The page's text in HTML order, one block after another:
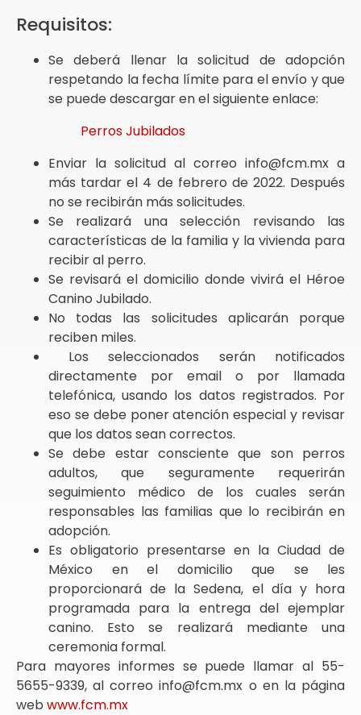
Requisitos:
Se deberá llenar la solicitud de adopción
respetando la fecha límite para el envío y que
se puede descargar en el siguiente enlace:
Perros Jubilados
Enviar la solicitud al correo info@fcm.mx a
más tardar el 4 de febrero de 2022. Después
no se recibirán más solicitudes.
Se realizará una selección revisando las
características de la familia y la vivienda para
recibir al perro.
Se revisará el domicilio donde vivirá el Héroe
Canino Jubilado.
No todas las solicitudes aplicarán porque
reciben miles.
Los seleccionados serán notificados
directamente por email o por llamada
telefónica, usando los datos registrados. Por
eso se debe poner atención especial y revisar
que los datos sean correctos.
Se debe estar consciente que son perros
adultos, que seguramente requerirán
seguimiento médico de los cuales serán
responsables las familias que lo recibirán en
adopción.
Es obligatorio presentarse en la Ciudad de
México en el domicilio que se les
proporcionará de la Sedena, el día y hora
programada para la entrega del ejemplar
canino. Esto se realizará mediante una
ceremonia formal.
Para mayores informes se puede llamar al 55-
5655-9339, al correo info@fcm.mx o en la página
web www.fcm.mx